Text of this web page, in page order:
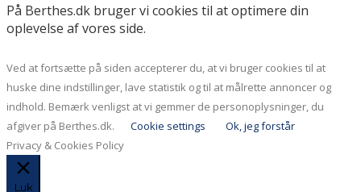
På Berthes.dk bruger vi cookies til at optimere din
oplevelse af vores side.
Ved at fortsætte på siden accepterer du, at vi bruger cookies til at
huske dine indstillinger, lave statistik og til at målrette annoncer og
indhold. Bemærk venligst at vi gemmer de personoplysninger, du
afgiver på Berthes.dk.
Cookie settings
Ok, jeg forstår
Privacy & Cookies Policy
Luk